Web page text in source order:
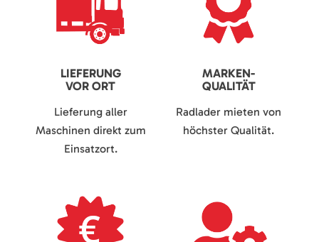
LIEFERUNG
VOR ORT
Lieferung aller
Maschinen direkt zum
Einsatzort.
MARKEN-
QUALITÄT
Radlader mieten von
höchster Qualität.